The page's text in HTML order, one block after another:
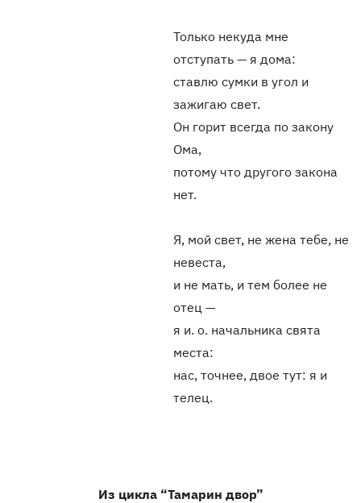
Только некуда мне
отступать — я дома:
ставлю сумки в угол и
зажигаю свет.
Он горит всегда по закону
Ома,
потому что другого закона
нет.
Я, мой свет, не жена тебе, не
невеста,
и не мать, и тем более не
отец —
я и. о. начальника свята
места:
нас, точнее, двое тут: я и
телец.
Из цикла “Тамарин двор”